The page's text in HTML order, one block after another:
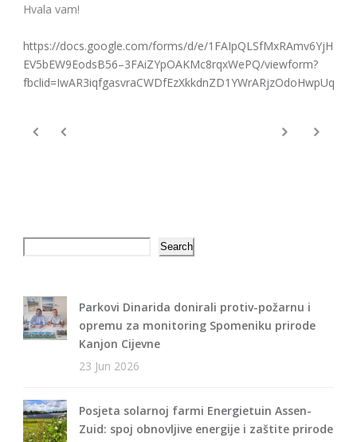
Hvala vam!
https://docs.google.com/forms/d/e/1FAIpQLSfMxRAmv6YjH-
EV5bEW9EodsB56–3FAiZYpOAKMc8rqxWePQ/viewform?
Search
Parkovi Dinarida donirali protiv-požarnu i
opremu za monitoring Spomeniku prirode
Kanjon Cijevne
23 Jun 2026
Posjeta solarnoj farmi Energietuin Assen-
Zuid: spoj obnovljive energije i zaštite prirode